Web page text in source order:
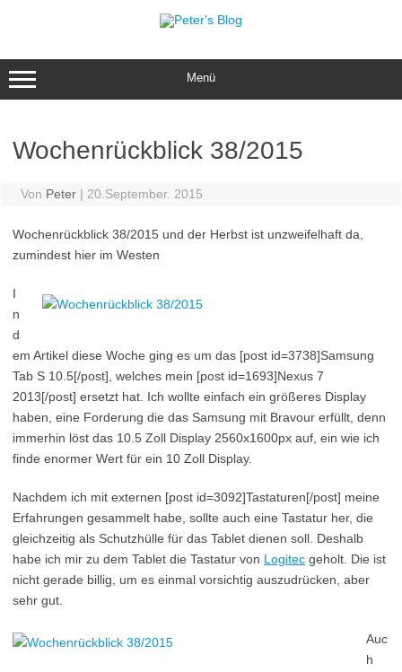
Menü
Wochenrückblick 38/2015
Von Peter | 20.September. 2015
Wochenrückblick 38/2015 und der Herbst ist unzweifelhaft da,
zumindest hier im Westen
I
n
d
em Artikel diese Woche ging es um das [post id=3738]Samsung
Tab S 10.5[/post], welches mein [post id=1693]Nexus 7
2013[/post] ersetzt hat. Ich wollte einfach ein größeres Display
haben, eine Forderung die das Samsung mit Bravour erfüllt, denn
immerhin löst das 10.5 Zoll Display 2560x1600px auf, ein wie ich
finde enormer Wert für ein 10 Zoll Display.
Nachdem ich mit externen [post id=3092]Tastaturen[/post] meine
Erfahrungen gesammelt habe, sollte auch eine Tastatur her, die
gleichzeitig als Schutzhülle für das Tablet dienen soll. Deshalb
habe ich mir zu dem Tablet die Tastatur von Logitec geholt. Die ist
nicht gerade billig, um es einmal vorsichtig auszudrücken, aber
sehr gut.
Auc
h